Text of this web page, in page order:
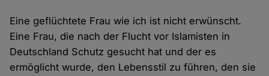
Eine geflüchtete Frau wie ich ist nicht erwünscht.
Eine Frau, die nach der Flucht vor Islamisten in
Deutschland Schutz gesucht hat und der es
ermöglicht wurde, den Lebensstil zu führen, den sie